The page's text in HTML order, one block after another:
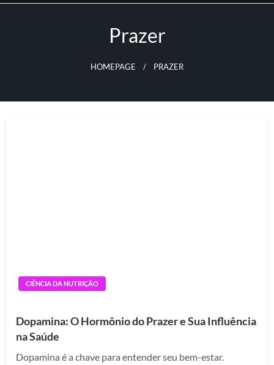
Skip
Prazer
HOMEPAGE PRAZER
CIÊNCIA DA NUTRIÇÃO
Dopamina: O Hormônio do Prazer e Sua Influência
na Saúde
Dopamina é a chave para entender seu bem-estar.